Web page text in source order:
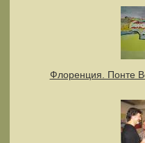
Флоренция. Понте